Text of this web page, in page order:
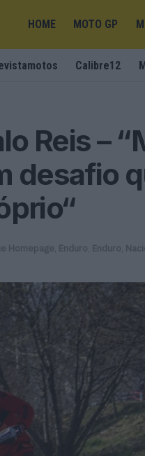
HOME MOTO GP
Calibre12
Reis –
desafio
Homepage Enduro Enduro